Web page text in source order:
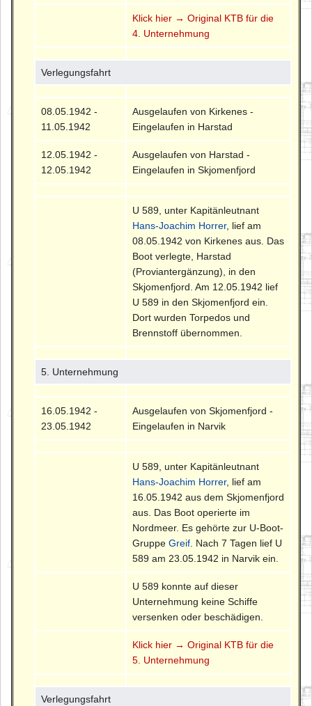
Klick hier → Original KTB für die
4. Unternehmung
Verlegungsfahrt
08.05.1942 -
11.05.1942
Ausgelaufen von Kirkenes -
Eingelaufen in Harstad
12.05.1942 -
12.05.1942
Ausgelaufen von Harstad -
Eingelaufen in Skjomenfjord
U 589, unter Kapitänleutnant
Hans-Joachim Horrer, lief am
08.05.1942 von Kirkenes aus. Das
Boot verlegte, Harstad
(Proviantergänzung), in den
Skjomenfjord. Am 12.05.1942 lief
U 589 in den Skjomenfjord ein.
Dort wurden Torpedos und
Brennstoff übernommen.
5. Unternehmung
16.05.1942 -
23.05.1942
Ausgelaufen von Skjomenfjord -
Eingelaufen in Narvik
U 589, unter Kapitänleutnant
Hans-Joachim Horrer, lief am
16.05.1942 aus dem Skjomenfjord
aus. Das Boot operierte im
Nordmeer. Es gehörte zur U-Boot-
GruppeGreif . Nach 7 Tagen lief U
589 am 23.05.1942 in Narvik ein.
U 589 konnte auf dieser
Unternehmung keine Schiffe
versenken oder beschädigen.
Klick hier → Original KTB für die
5. Unternehmung
Verlegungsfahrt